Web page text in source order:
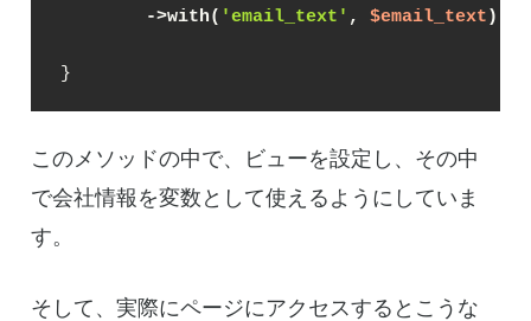
        ->with(
'email_text' , $email_text);
}
このメソッドの中で、ビューを設定し、その中
で会社情報を変数として使えるようにしていま
す。
そして、実際にページにアクセスするとこうな